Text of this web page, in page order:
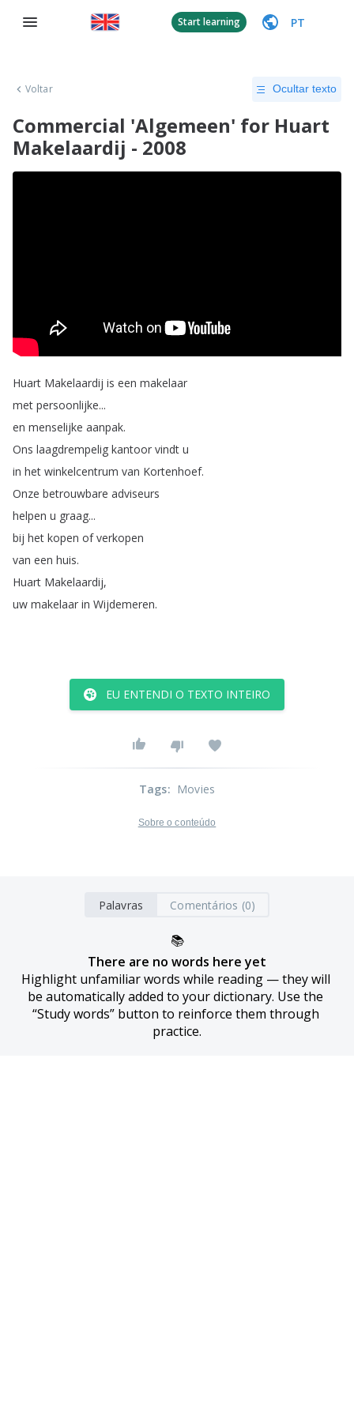
Start learning PT
Voltar Ocultar texto
Commercial 'Algemeen' for Huart
Makelaardij - 2008
Huart Makelaardij is een makelaar
met persoonlijke...
en menselijke aanpak.
Ons laagdrempelig kantoor vindt u
in het winkelcentrum van Kortenhoef.
Onze betrouwbare adviseurs
helpen u graag...
bij het kopen of verkopen
van een huis.
Huart Makelaardij,
uw makelaar in Wijdemeren.
EU ENTENDI O TEXTO INTEIRO
Tags: Movies
Sobre o conteúdo
Palavras Comentários (0)
📚
There are no words here yet
Highlight unfamiliar words while reading — they will
be automatically added to your dictionary. Use the
“Study words” button to reinforce them through
practice.